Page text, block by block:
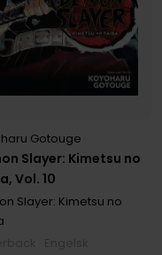
Slayer: Kimetsu no
Vol. 10
Gotouge
Slayer: Kimetsu no